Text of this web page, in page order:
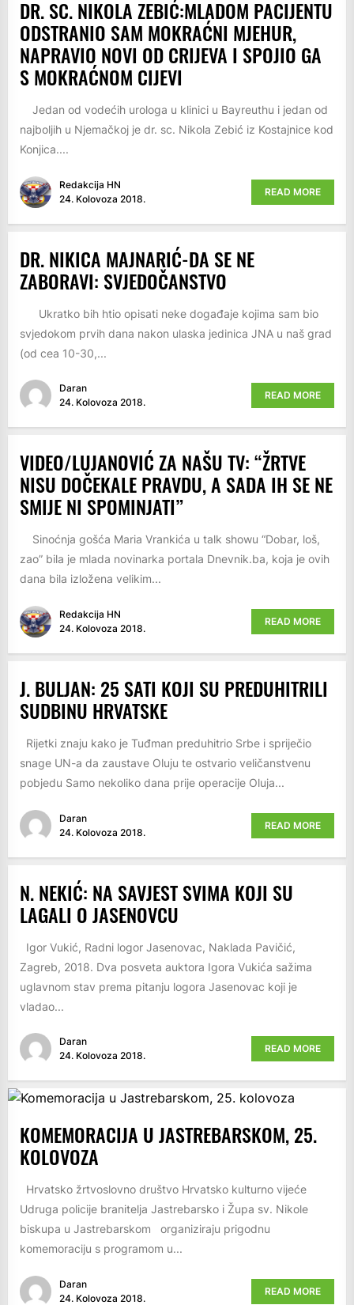
DR. SC. NIKOLA ZEBIĆ:MLADOM PACIJENTU
ODSTRANIO SAM MOKRAĆNI MJEHUR,
NAPRAVIO NOVI OD CRIJEVA I SPOJIO GA
S MOKRAĆNOM CIJEVI
Jedan od vodećih urologa u klinici u Bayreuthu i jedan od
najboljih u Njemačkoj je dr. sc. Nikola Zebić iz Kostajnice kod
Konjica....
Redakcija HN
24. Kolovoza 2018.
READ MORE
DR. NIKICA MAJNARIĆ-DA SE NE
ZABORAVI: SVJEDOČANSTVO
Ukratko bih htio opisati neke događaje kojima sam bio
svjedokom prvih dana nakon ulaska jedinica JNA u naš grad
(od cea 10-30,...
Daran
24. Kolovoza 2018.
READ MORE
VIDEO/LUJANOVIĆ ZA NAŠU TV: “ŽRTVE
NISU DOČEKALE PRAVDU, A SADA IH SE NE
SMIJE NI SPOMINJATI”
Sinoćnja gošća Maria Vrankića u talk showu “Dobar, loš,
zao” bila je mlada novinarka portala Dnevnik.ba, koja je ovih
dana bila izložena velikim...
Redakcija HN
24. Kolovoza 2018.
READ MORE
J. BULJAN: 25 SATI KOJI SU PREDUHITRILI
SUDBINU HRVATSKE
Rijetki znaju kako je Tuđman preduhitrio Srbe i spriječio
snage UN-a da zaustave Oluju te ostvario veličanstvenu
pobjedu Samo nekoliko dana prije operacije Oluja...
Daran
24. Kolovoza 2018.
READ MORE
N. NEKIĆ: NA SAVJEST SVIMA KOJI SU
LAGALI O JASENOVCU
Igor Vukić, Radni logor Jasenovac, Naklada Pavičić,
Zagreb, 2018. Dva posveta auktora Igora Vukića sažima
uglavnom stav prema pitanju logora Jasenovac koji je
vladao...
Daran
24. Kolovoza 2018.
READ MORE
KOMEMORACIJA U JASTREBARSKOM, 25.
KOLOVOZA
Hrvatsko žrtvoslovno društvo Hrvatsko kulturno vijeće
Udruga policije branitelja Jastrebarsko i Župa sv. Nikole
biskupa u Jastrebarskom organiziraju prigodnu
komemoraciju s programom u...
Daran
24. Kolovoza 2018.
READ MORE